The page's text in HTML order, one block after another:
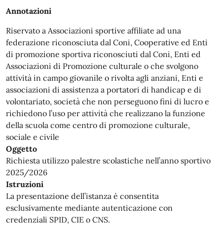
Annotazioni
Riservato a Associazioni sportive affiliate ad una
federazione riconosciuta dal Coni, Cooperative ed Enti
di promozione sportiva riconosciuti dal Coni, Enti ed
Associazioni di Promozione culturale o che svolgono
attività in campo giovanile o rivolta agli anziani, Enti e
associazioni di assistenza a portatori di handicap e di
volontariato, società che non perseguono fini di lucro e
richiedono l’uso per attività che realizzano la funzione
della scuola come centro di promozione culturale,
sociale e civile
Oggetto
Richiesta utilizzo palestre scolastiche nell’anno sportivo
2025/2026
Istruzioni
La presentazione dell’istanza è consentita
esclusivamente mediante autenticazione con
credenziali SPID, CIE o CNS.